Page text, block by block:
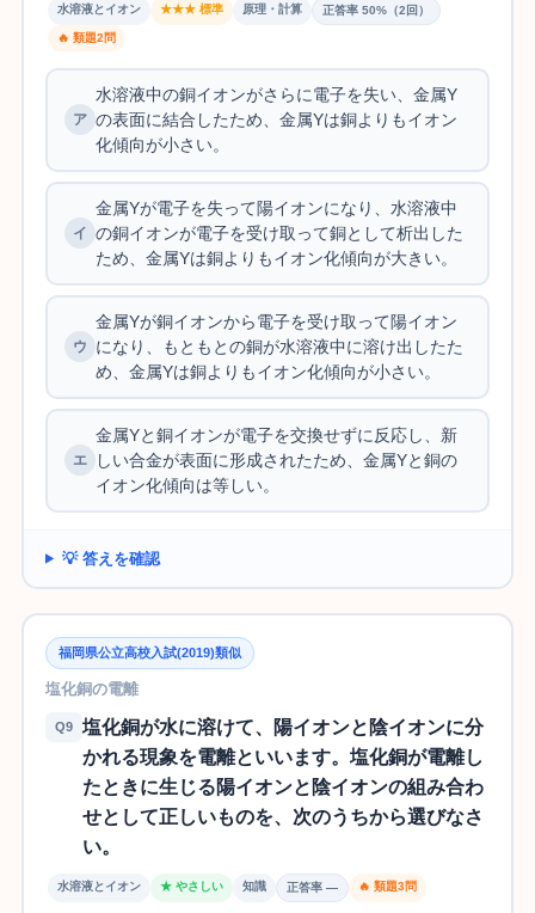
水溶液とイオン ★★★ 標準 原理・計算 正答率 50%（2回）
🔥 類題2問
水溶液中の銅イオンがさらに電子を失い、金属Y
の表面に結合したため、金属Yは銅よりもイオン
化傾向が小さい。
金属Yが電子を失って陽イオンになり、水溶液中
の銅イオンが電子を受け取って銅として析出した
ため、金属Yは銅よりもイオン化傾向が大きい。
金属Yが銅イオンから電子を受け取って陽イオン
になり、もともとの銅が水溶液中に溶け出したた
め、金属Yは銅よりもイオン化傾向が小さい。
金属Yと銅イオンが電子を交換せずに反応し、新
しい合金が表面に形成されたため、金属Yと銅の
イオン化傾向は等しい。
💡 答えを確認
福岡県公立高校入試(2019)類似
塩化銅の電離
Q9
塩化銅が水に溶けて、陽イオンと陰イオンに分
かれる現象を電離といいます。塩化銅が電離し
たときに生じる陽イオンと陰イオンの組み合わ
せとして正しいものを、次のうちから選びなさ
い。
水溶液とイオン ★ やさしい 知識 正答率 — 🔥 類題3問